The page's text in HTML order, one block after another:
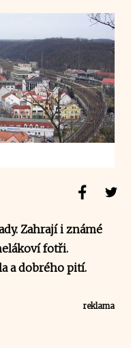
Zahrají i známé
fotři.
a dobrého pití.
reklama